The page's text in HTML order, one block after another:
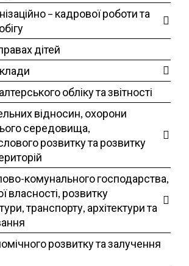
– кадрової роботи та
дітей
обліку та звітності
відносин, охорони
середовища,
розвитку та розвитку
комунального господарства,
власності, розвитку
транспорту, архітектури та
розвитку та залучення